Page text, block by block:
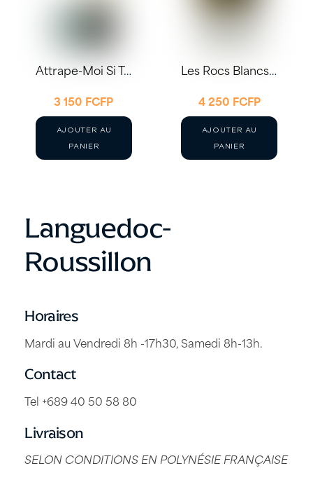
Languedoc-
Roussillon
Horaires
Mardi au Vendredi 8h -17h30, Samedi 8h-13h.
Contact
Tel +689 40 50 58 80
Livraison
SELON CONDITIONS EN POLYNÉSIE FRANÇAISE
Attrape-Moi Si Tu Peux 2024 75cl – Domaine Auriol
3 150 FCFP
AJOUTER AU
PANIER
Les Rocs Blancs 2024 75cl – Domaine de Roquemale
4 250 FCFP
AJOUTER AU
PANIER